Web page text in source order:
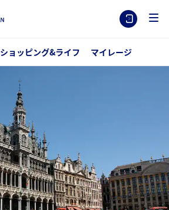
ショッピング&ライフ マイレージ